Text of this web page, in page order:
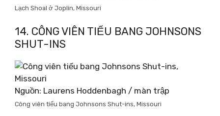
Lạch Shoal ở Joplin, Missouri
14. CÔNG VIÊN TIỂU BANG JOHNSONS
SHUT-INS
Nguồn: Laurens Hoddenbagh / màn trập
Công viên tiểu bang Johnsons Shut-ins, Missouri